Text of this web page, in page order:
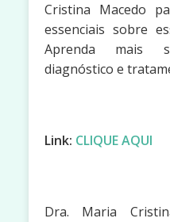
Cristina Macedo
essenciais sobre
Aprenda mais
diagnóstico e
Link: CLIQUE AQUI
Dra. Maria